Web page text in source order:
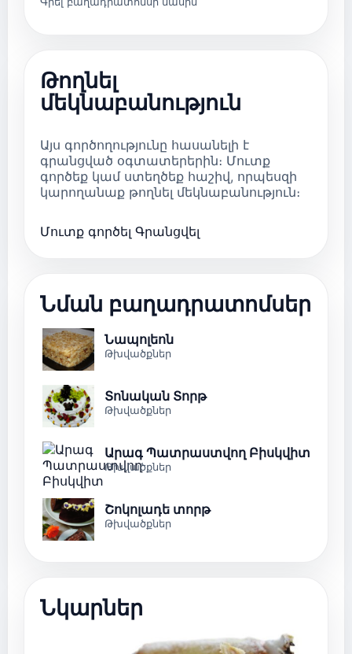
Թողնել
մեկնաբանություն
Այս գործողությունը հասանելի է
գրանցված օգտատերերին։ Մուտք
գործեք կամ ստեղծեք հաշիվ, որպեսզի
կարողանաք թողնել մեկնաբանություն։
Մուտք գործել Գրանցվել
Նման բաղադրատոմսեր
Նապոլեոն
Թխվածքներ
Տոնական Տորթ
Թխվածքներ
Արագ Պատրաստվող Բիսկվիտ
Թխվածքներ
Շոկոլադե տորթ
Թխվածքներ
Նկարներ